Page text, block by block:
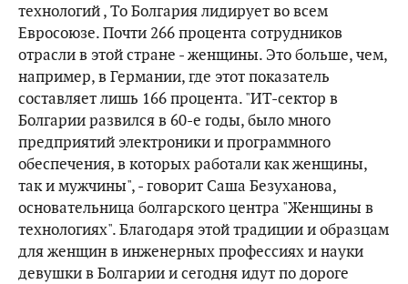
технологий , То Болгария лидирует во всем
Евросоюзе. Почти 266 процента сотрудников
отрасли в этой стране - женщины. Это больше, чем,
например, в Германии, где этот показатель
составляет лишь 166 процента. "ИТ-сектор в
Болгарии развился в 60-е годы, было много
предприятий электроники и программного
обеспечения, в которых работали как женщины,
так и мужчины", - говорит Саша Безуханова,
основательница болгарского центра "Женщины в
технологиях". Благодаря этой традиции и образцам
для женщин в инженерных профессиях и науки
девушки в Болгарии и сегодня идут по дороге